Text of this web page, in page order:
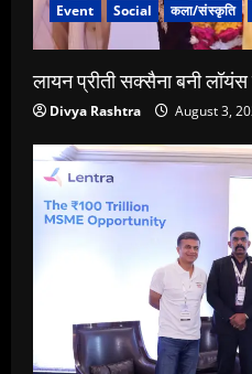
Event Social कला/संस्कृति
लायन प्रीती सक्सैना बनी
Divya Rashtra August 3,